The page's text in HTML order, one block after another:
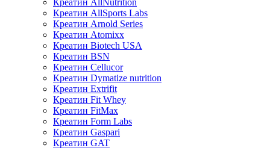
Креатин AllSports Labs
Креатин Arnold Series
Креатин Atomixx
Креатин Biotech USA
Креатин BSN
Креатин Cellucor
Креатин Dymatize nutrition
Креатин Extrifit
Креатин Fit Whey
Креатин FitMax
Креатин Form Labs
Креатин Gaspari
Креатин GAT